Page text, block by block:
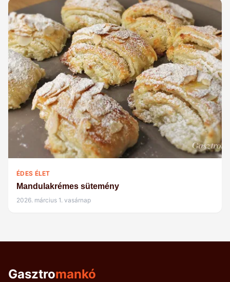
ÉDES ÉLET
Mandulakrémes sütemény
2026. március 1. vasárnap
Gasztromankó